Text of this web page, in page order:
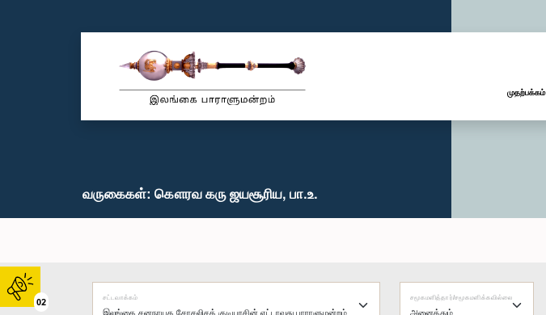
02
முதற்பக்கம்
வருகைகள்: கௌரவ கரு ஜயசூரிய, பா.உ.
சட்டவாக்கம் சமூகமளித்தார்/சமூகமளிக்கவில்லை